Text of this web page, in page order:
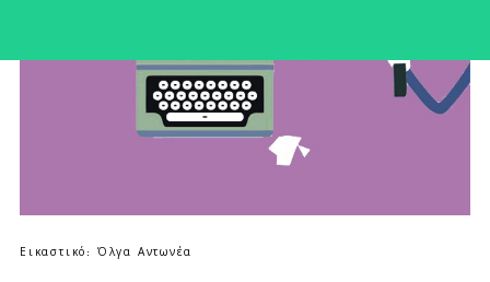
Εικαστικό: Όλγα Αντωνέα